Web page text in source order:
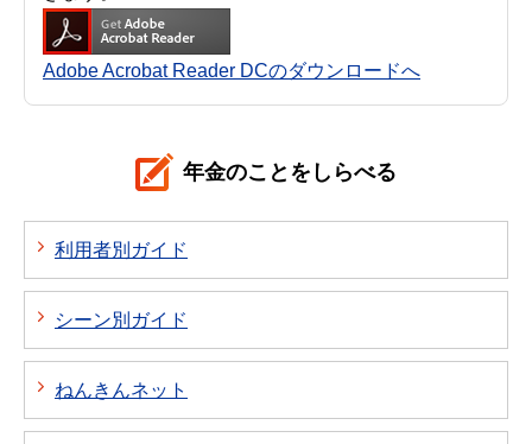
Adobe Acrobat Reader DCのダウンロードへ
年金のことをしらべる
利用者別ガイド
シーン別ガイド
ねんきんネット